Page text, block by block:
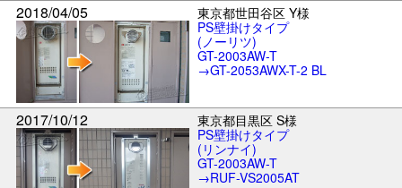
2018/04/05
東京都世田谷区 Y様
PS壁掛けタイプ
(ノーリツ)
GT-2003AW-T
→GT-2053AWX-T-2 BL
2017/10/12
東京都目黒区 S様
PS壁掛けタイプ
(リンナイ)
GT-2003AW-T
→RUF-VS2005AT